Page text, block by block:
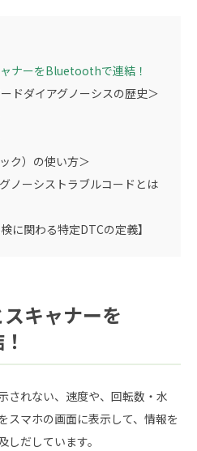
ナーをBluetoothで連結！
ドダイアグノーシスの歴史＞
ク）の使い方＞
ノーシストラブルコードとは
に関わる特定DTCの定義】
キャナーを
されない、速度や、回転数・水
スマホの画面に表示して、情報を
だしています。